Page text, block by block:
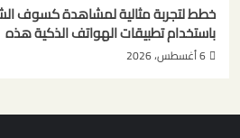
باستخدام تطبيقات الهواتف الذكية هذه
6 أغسطس، 2026